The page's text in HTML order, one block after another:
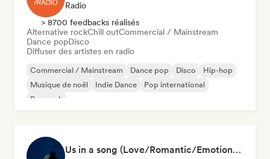
Radio
> 8700 feedbacks réalisés
Alternative rockChill outCommercial / Mainstream
Dance popDisco
Diffuser des artistes en radio
Commercial / Mainstream Dance pop Disco
Hip-hop
Musique de noël
Indie Dance
Pop international
Pop rock
Us in a song (Love/Romantic/Emotional Songs)